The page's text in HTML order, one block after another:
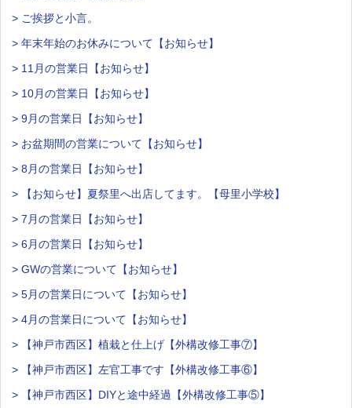
> ご挨拶と小言。
> 年末年始のお休みについて【お知らせ】
> 11月の営業日【お知らせ】
> 10月の営業日【お知らせ】
> 9月の営業日【お知らせ】
> お盆期間の営業について【お知らせ】
> 8月の営業日【お知らせ】
> 【お知らせ】夏祭里へ出店してます。【母里小学校】
> 7月の営業日【お知らせ】
> 6月の営業日【お知らせ】
> GWの営業について【お知らせ】
> 5月の営業日について【お知らせ】
> 4月の営業日について【お知らせ】
> 【神戸市西区】植栽と仕上げ【外構改修工事⑦】
> 【神戸市西区】左官工事です【外構改修工事⑥】
> 【神戸市西区】DIYと途中経過【外構改修工事⑤】